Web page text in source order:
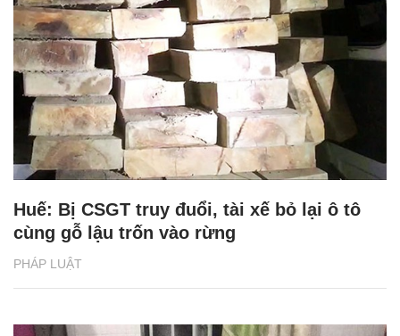
PHÁP LUẬT
Huế: Bị CSGT truy đuổi, tài xế bỏ lại ô tô
cùng gỗ lậu trốn vào rừng